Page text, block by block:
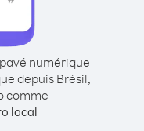
numérique
depuis Brésil,
comme
local